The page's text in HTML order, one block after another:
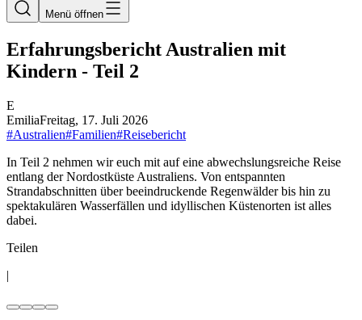
Menü öffnen
Erfahrungsbericht Australien mit
Kindern - Teil 2
E
EmiliaFreitag, 17. Juli 2026
#Australien#Familien#Reisebericht
In Teil 2 nehmen wir euch mit auf eine abwechslungsreiche Reise
entlang der Nordostküste Australiens. Von entspannten
Strandabschnitten über beeindruckende Regenwälder bis hin zu
spektakulären Wasserfällen und idyllischen Küstenorten ist alles
dabei.
Teilen
|